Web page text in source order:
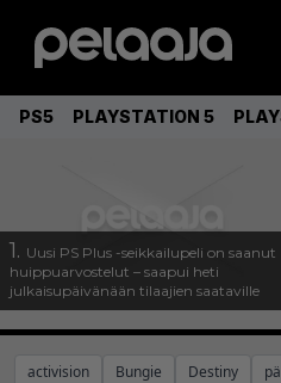
PS5 PLAYSTATION 5
1. Uusi PS Plus -seikkailupeli on saanut
huippuarvostelut – saapui heti
julkaisupäivänään tilaajien saataville
activision Bungie Destiny